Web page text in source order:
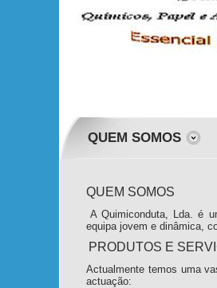
QUEM SOMOS
QUEM SOMOS
A Quimiconduta, Lda. é
equipa jovem e dinâmica,
PRODUTOS E
Actualmente temos uma
actuação: